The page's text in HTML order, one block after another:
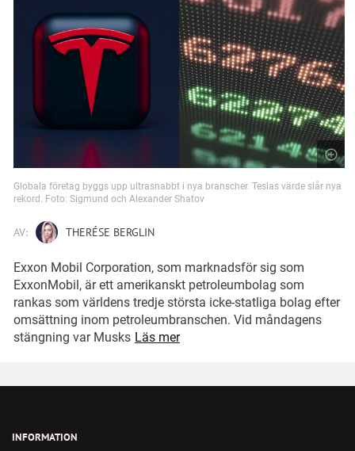
Globala företag byggs upp ultrasnabbt i nya branscher. Teslas värde slår nya
rekord. Foto: Sigmund och Alexander Shatov
AV: THERÉSE BERGLIN
Exxon Mobil Corporation, som marknadsför sig som
ExxonMobil, är ett amerikanskt petroleumbolag som
rankas som världens tredje största icke-statliga bolag efter
omsättning inom petroleumbranschen. Vid måndagens
stängning var Musks Läs mer
INFORMATION